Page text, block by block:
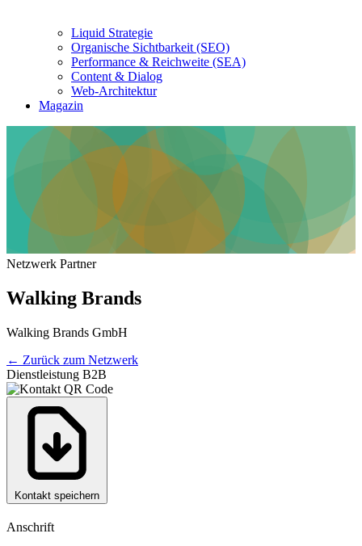
Liquid Strategie
Organische Sichtbarkeit (SEO)
Performance & Reichweite (SEA)
Content & Dialog
Web-Architektur
Magazin
Netzwerk Partner
Walking Brands
Walking Brands GmbH
← Zurück zum Netzwerk
Dienstleistung B2B
Kontakt speichern
Anschrift